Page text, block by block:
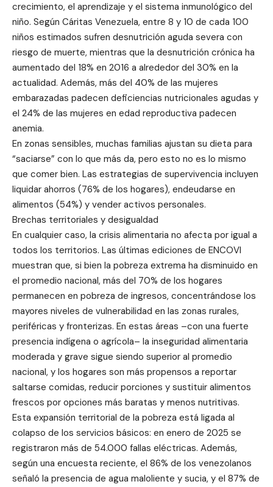
crecimiento, el aprendizaje y el sistema inmunológico del
niño. Según Cáritas Venezuela, entre 8 y 10 de cada 100
niños estimados sufren desnutrición aguda severa con
riesgo de muerte, mientras que la desnutrición crónica ha
aumentado del 18% en 2016 a alrededor del 30% en la
actualidad. Además, más del 40% de las mujeres
embarazadas padecen deficiencias nutricionales agudas y
el 24% de las mujeres en edad reproductiva padecen
anemia.
En zonas sensibles, muchas familias ajustan su dieta para
“saciarse” con lo que más da, pero esto no es lo mismo
que comer bien. Las estrategias de supervivencia incluyen
liquidar ahorros (76% de los hogares), endeudarse en
alimentos (54%) y vender activos personales.
Brechas territoriales y desigualdad
En cualquier caso, la crisis alimentaria no afecta por igual a
todos los territorios. Las últimas ediciones de ENCOVI
muestran que, si bien la pobreza extrema ha disminuido en
el promedio nacional, más del 70% de los hogares
permanecen en pobreza de ingresos, concentrándose los
mayores niveles de vulnerabilidad en las zonas rurales,
periféricas y fronterizas. En estas áreas –con una fuerte
presencia indígena o agrícola– la inseguridad alimentaria
moderada y grave sigue siendo superior al promedio
nacional, y los hogares son más propensos a reportar
saltarse comidas, reducir porciones y sustituir alimentos
frescos por opciones más baratas y menos nutritivas.
Esta expansión territorial de la pobreza está ligada al
colapso de los servicios básicos: en enero de 2025 se
registraron más de 54.000 fallas eléctricas. Además,
según una encuesta reciente, el 86% de los venezolanos
señaló la presencia de agua maloliente y sucia, y el 87% de